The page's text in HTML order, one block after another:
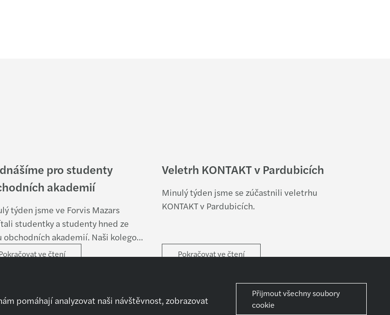
pro studenty
akademií
týden jsme ve Forvis Mazars
studentky a studenty hned ze
obchodních akademií. Naši kolegové
mzdového oddělení a klientské
tento obor v posledních letech
ve čtení
Veletrh KONTAKT v Pardubicích
Minulý týden jsme se zúčastnili veletrhu
KONTAKT v Pardubicích.
Pokračovat ve čtení
pomáhají analyzovat naši návštěvnost, zobrazovat
Přijmout všechny soubory
cookie